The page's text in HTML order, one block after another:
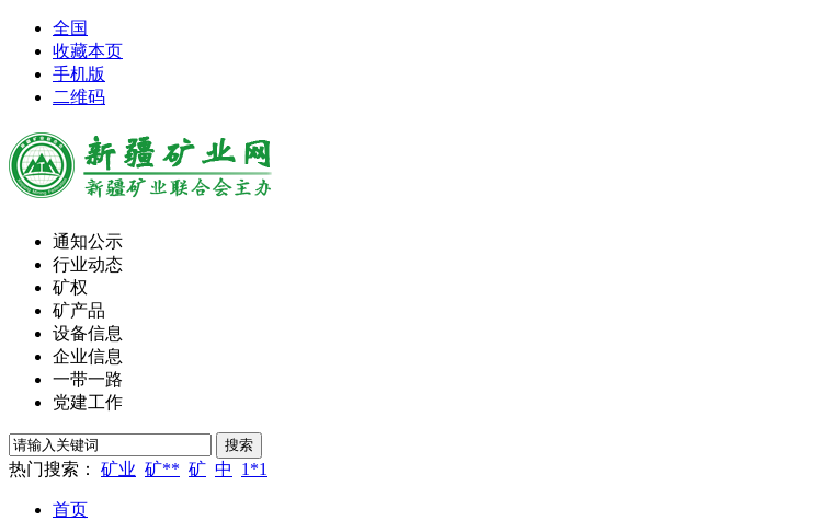
全国
收藏本页
手机版
二维码
通知公示
行业动态
矿权
矿产品
设备信息
企业信息
一带一路
党建工作
热门搜索： 矿业 矿** 矿 中 1*1
首页